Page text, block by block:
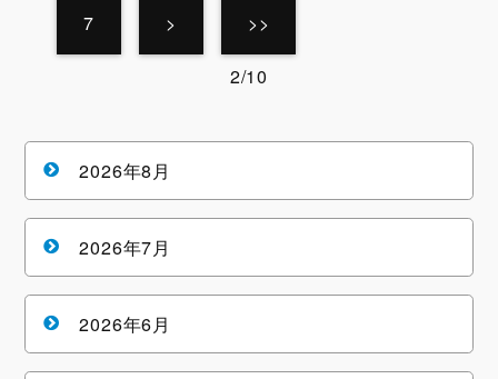
7 > >>
2/10
2026年8月
2026年7月
2026年6月